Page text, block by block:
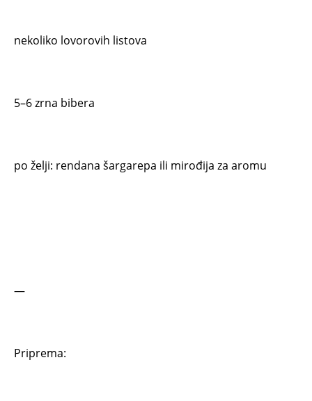
nekoliko lovorovih listova
5–6 zrna bibera
po želji: rendana šargarepa ili mirođija za aromu
—
Priprema: